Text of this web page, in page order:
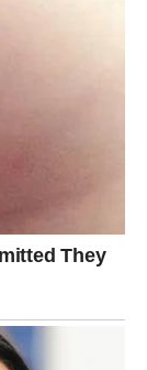
srce.
bez kontrole.
više ne
da je